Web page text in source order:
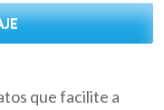
que facilite a